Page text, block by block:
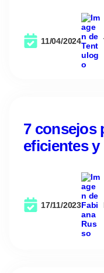
11/04/2024
7 consejos
eficientes
17/11/2023